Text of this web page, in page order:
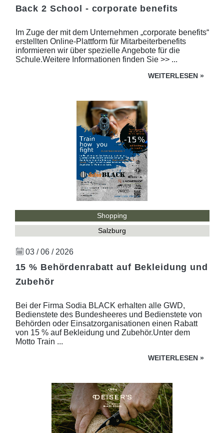
Back 2 School - corporate benefits
Im Zuge der mit dem Unternehmen „corporate benefits“
erstellten Online-Plattform für Mitarbeiterbenefits
informieren wir über spezielle Angebote für die
Schule.Weitere Informationen finden Sie >> ...
WEITERLESEN »
Shopping
Salzburg
03 / 06 / 2026
15 % Behördenrabatt auf Bekleidung und
Zubehör
Bei der Firma Sodia BLACK erhalten alle GWD,
Bedienstete des Bundesheeres und Bedienstete von
Behörden oder Einsatzorganisationen einen Rabatt
von 15 % auf Bekleidung und Zubehör.Unter dem
Motto Train ...
WEITERLESEN »